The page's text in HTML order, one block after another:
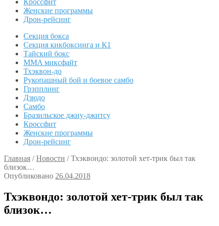
Кроссфит
Женские программы
Дрон-рейсинг
Секция бокса
Секция кикбоксинга и К1
Тайский бокс
MMA миксфайт
Тхэквон-до
Рукопашный бой и боевое самбо
Грэпплинг
Дзюдо
Самбо
Бразильское джиу-джитсу
Кроссфит
Женские программы
Дрон-рейсинг
Главная /Новости /Тхэквондо: золотой хет-трик был так
близок…
Опубликовано 26.04.2018
Тхэквондо: золотой хет-трик был так
близок…